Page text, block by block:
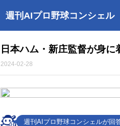
週刊AIプロ野球コンシェル
日本ハム・新庄監督が身
2024-02-28
週刊AIプロ野球コンシェルが回